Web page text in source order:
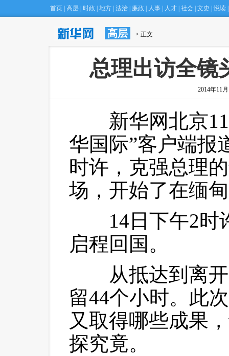
首页 高层 时政 地方 法治 廉政 人事 人才 社会 文史 悦读
高层 > 正文
·北京庙会“空降”台北 市民吃玩乐翻天
总理出访全镜
2014年11
新华网北京11
华国际”客户端报
时许，克强总理
场，开始了在缅
14日下午2时
启程回国。
从抵达到离开
留44个小时。此
又取得哪些成果
探究竟。